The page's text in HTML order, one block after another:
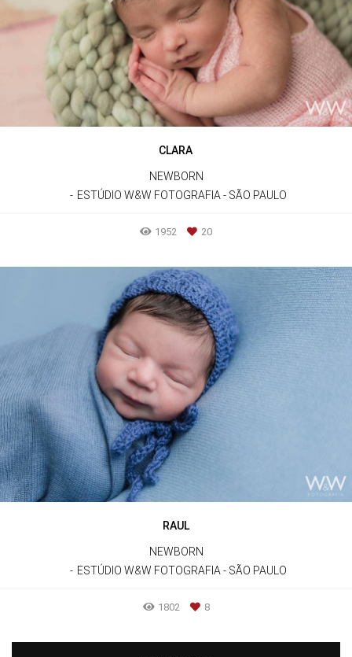
CLARA
NEWBORN
ESTÚDIO W&W FOTOGRAFIA - SÃO PAULO
1952 20
RAUL
NEWBORN
ESTÚDIO W&W FOTOGRAFIA - SÃO PAULO
1802 8